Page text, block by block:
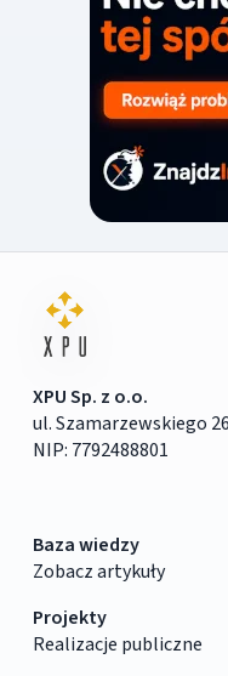
XPU Sp. z o.o.
ul. Szamarzewskiego
NIP: 7792488801
Baza wiedzy
Zobacz artykuły
Projekty
Realizacje publiczne